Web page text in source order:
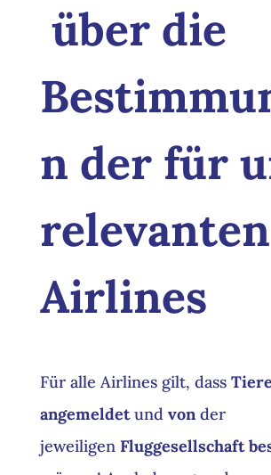
über die
n der für
relevanten
Airlines
Für alle Airlines gilt, dass Tiere
angemeldet und von der
jeweiligen Fluggesellschaft